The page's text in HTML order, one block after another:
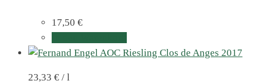
17,50 €
23,33 € / l